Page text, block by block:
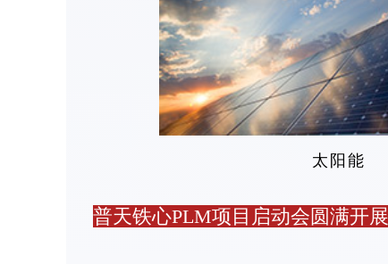
太
普天铁心PLM项目启动会圆满开展